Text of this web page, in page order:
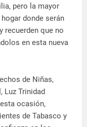
pero la mayor
donde serán
recuerden que no
en esta nueva
de Niñas,
Luz Trinidad
ocasión,
de Tabasco y